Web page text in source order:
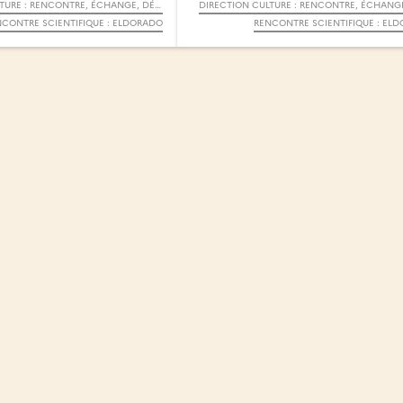
DIRECTION CULTURE : RENCONTRE, ÉCHANGE, DÉBAT
SCIENTIFIQUE : ELDORADO
RENCONTRE SCIENTIFIQUE :